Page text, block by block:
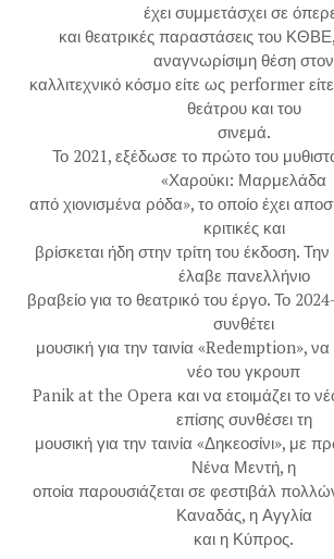
έχει συμμετάσχει σε
και θεατρικές παραστάσεις του
αναγνωρίσιμη θέση στον
καλλιτεχνικό κόσμο είτε ως performer
θεάτρου και του
σινεμά.
Το 2021, εξέδωσε το πρώτο του
«Χαρούκι: Μαρμελάδα
από χιονισμένα ρόδα», το οποίο έχει
κριτικές και
βρίσκεται ήδη στην τρίτη του έκδοση.
έλαβε πανελλήνιο
βραβείο για το θεατρικό του έργο. Το
συνθέτει
μουσική για την ταινία «Redemption»,
νέο του γκρουπ
Panik at the Opera και να ετοιμάζει το
επίσης συνθέσει τη
μουσική για την ταινία «Δηκεοσίνι», με
Νένα Μεντή, η
οποία παρουσιάζεται σε φεστιβάλ
Καναδάς, η Αγγλία
και η Κύπρος.